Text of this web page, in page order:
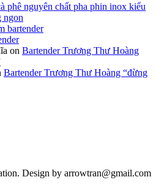
phê nguyên chất pha phin inox kiểu
ngon
bartender
on Bartender Trương Thư Hoàng
Bartender Trương Thư Hoàng “đừng
Design by arrowtran@gmail.com